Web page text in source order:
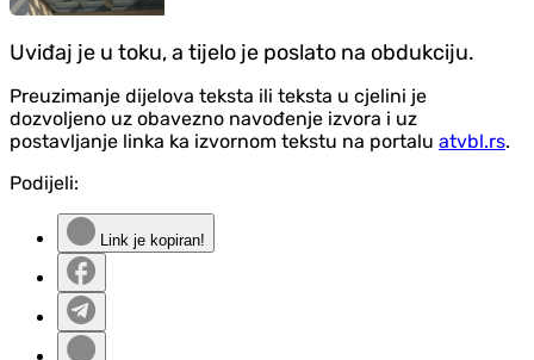
Uviđaj je u toku, a tijelo je poslato na obdukciju.
Preuzimanje dijelova teksta ili teksta u cjelini je
dozvoljeno uz obavezno navođenje izvora i uz
postavljanje linka ka izvornom tekstu na portalu atvbl.rs.
Podijeli:
Link je kopiran!